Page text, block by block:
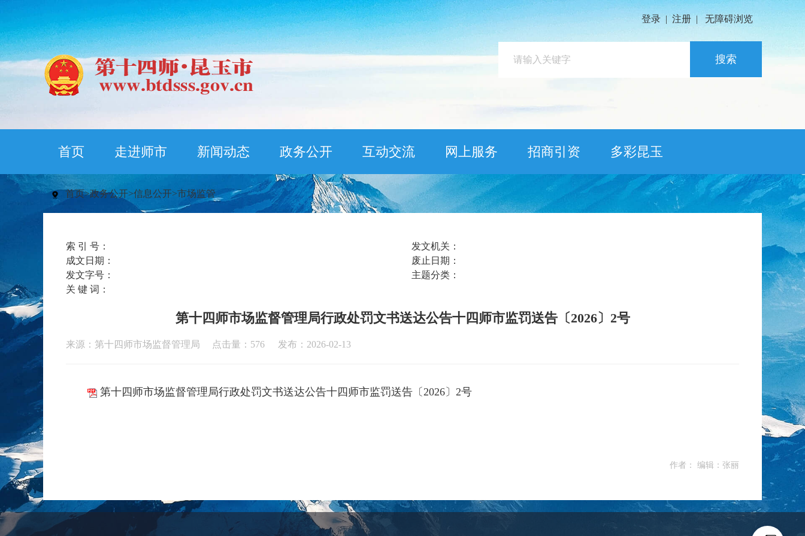
登录 | 注册 | 无障碍浏览
搜索
首页 走进师市 新闻动态 政务公开 互动交流 网上服务 招商引资 多彩昆玉
首页>政务公开>信息公开>市场监管
索 引 号：
发文机关：
成文日期：
废止日期：
发文字号：
主题分类：
关 键 词：
第十四师市场监督管理局行政处罚文书送达公告十四师市监罚送告〔2026〕2号
来源：第十四师市场监督管理局 点击量： 576 发布：2026-02-13
第十四师市场监督管理局行政处罚文书送达公告十四师市监罚送告〔2026〕2号
作者： 编辑：张丽